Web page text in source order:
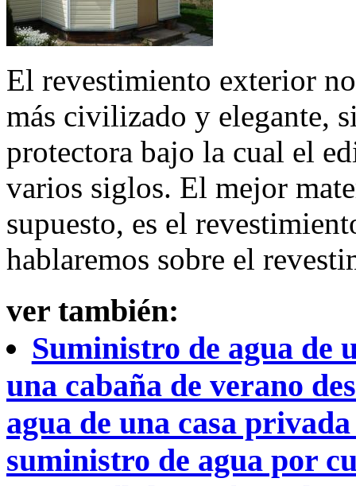
El revestimiento exterior
más civilizado y elegante,
protectora bajo la cual el
varios siglos. El mejor
supuesto, es el
hablaremos sobre el
ver también:
Suministro de agua de
una cabaña de verano
agua de una casa
suministro de agua por